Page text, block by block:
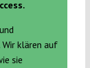
klären auf
sie